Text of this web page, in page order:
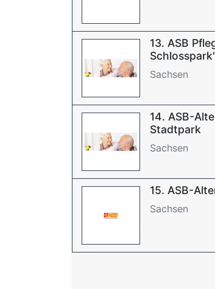
13. ASB
Sachsen
14. ASB-
Stadtpark
Sachsen
15. ASB-
Sachsen